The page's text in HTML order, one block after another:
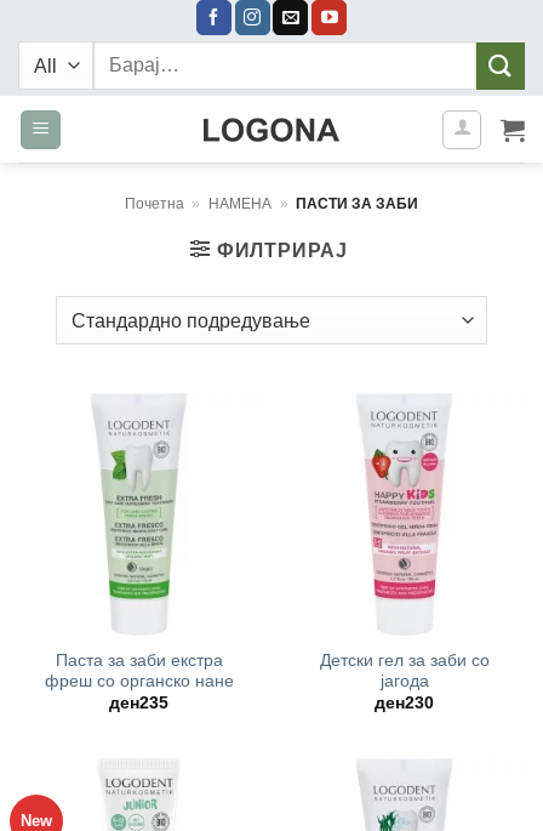
content
Барај:
Почетна » НАМЕНА » ПАСТИ ЗА ЗАБИ
ФИЛТРИРАЈ
Паста за заби екстра
фреш со органско нане
ден235
Детски гел за заби со
јагода
ден230
New